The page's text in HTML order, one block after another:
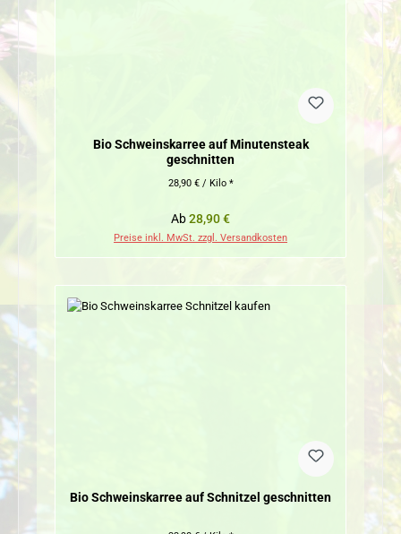
Bio Schweinskarree auf Minutensteak
geschnitten
28,90 € / Kilo *
Regulärer Preis:
Ab28,90 €
Preise inkl. MwSt. zzgl. Versandkosten
Bio Schweinskarree auf Schnitzel geschnitten